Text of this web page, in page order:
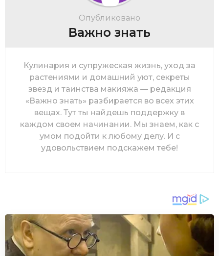
Опубликовано
Важно знать
Кулинария и супружеская жизнь, уход за
растениями и домашний уют, секреты
звезд и таинства макияжа — редакция
«Важно знать» разбирается во всех этих
вещах. Тут ты найдешь поддержку в
каждом своем начинании. Мы знаем, как с
умом подойти к любому делу. И с
удовольствием подскажем тебе!